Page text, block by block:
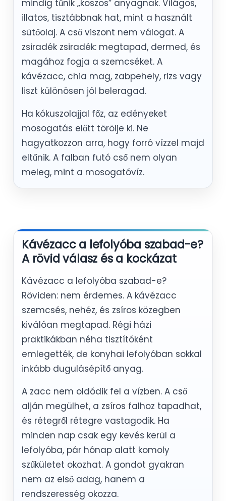
mindig tűnik „koszos” anyagnak. Világos,
illatos, tisztábbnak hat, mint a használt
sütőolaj. A cső viszont nem válogat. A
zsiradék zsiradék: megtapad, dermed, és
magához fogja a szemcséket. A
kávézacc, chia mag, zabpehely, rizs vagy
liszt különösen jól beleragad.
Ha kókuszolajjal főz, az edényeket
mosogatás előtt törölje ki. Ne
hagyatkozzon arra, hogy forró vízzel majd
eltűnik. A falban futó cső nem olyan
meleg, mint a mosogatóvíz.
Kávézacc a lefolyóba szabad-e?
A rövid válasz és a kockázat
Kávézacc a lefolyóba szabad-e?
Röviden: nem érdemes. A kávézacc
szemcsés, nehéz, és zsíros közegben
kiválóan megtapad. Régi házi
praktikákban néha tisztítóként
emlegették, de konyhai lefolyóban sokkal
inkább dugulásépítő anyag.
A zacc nem oldódik fel a vízben. A cső
alján megülhet, a zsíros falhoz tapadhat,
és rétegről rétegre vastagodik. Ha
minden nap csak egy kevés kerül a
lefolyóba, pár hónap alatt komoly
szűkületet okozhat. A gondot gyakran
nem az első adag, hanem a
rendszeresség okozza.